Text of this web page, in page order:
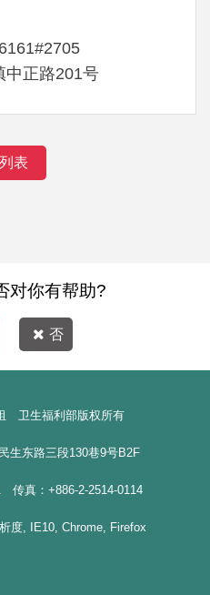
中正路201号
表
对你有帮助?
否
卫生福利部版权所有
生东路三段130巷9号B2F
传真：+886-2-2514-0114
度, IE10, Chrome, Firefox